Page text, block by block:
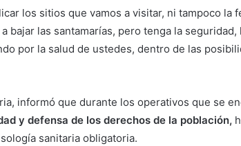
los sitios que vamos a visitar, ni tampoco la
bajar las santamarías, pero tenga la
por la salud de ustedes, dentro de las
informó que durante los operativos que se
y defensa de los derechos de la población,
sanitaria obligatoria.